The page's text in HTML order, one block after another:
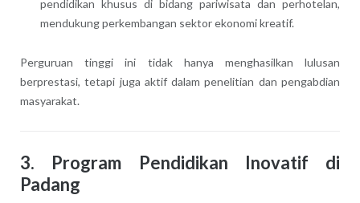
pendidikan khusus di bidang pariwisata dan perhotelan,
mendukung perkembangan sektor ekonomi kreatif.
Perguruan tinggi ini tidak hanya menghasilkan lulusan
berprestasi, tetapi juga aktif dalam penelitian dan pengabdian
masyarakat.
3. Program Pendidikan Inovatif di
Padang